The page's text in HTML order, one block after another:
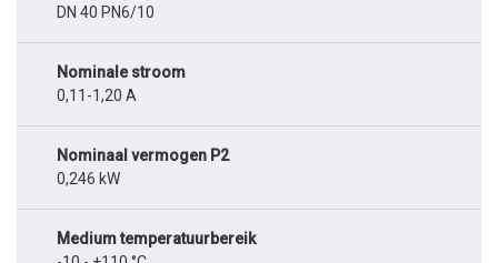
DN 40 PN6/10
Nominale stroom
0,11-1,20 A
Nominaal vermogen P2
0,246 kW
Medium temperatuurbereik